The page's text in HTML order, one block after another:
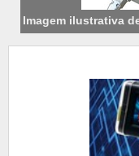
Imagem ilustrativa